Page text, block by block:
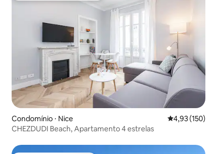
Condomínio ⋅ Nice 4,93 de uma
4,93 (150)
CHEZDUDI Beach, Apartamento 4 estrelas